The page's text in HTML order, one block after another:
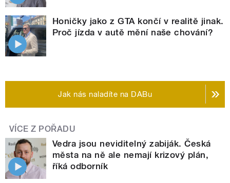
Honičky jako z GTA končí v realitě jinak.
Proč jízda v autě mění naše chování?
Jak nás naladíte na DABu
VÍCE Z POŘADU
Vedra jsou neviditelný zabiják. Česká
města na ně ale nemají krizový plán,
říká odborník